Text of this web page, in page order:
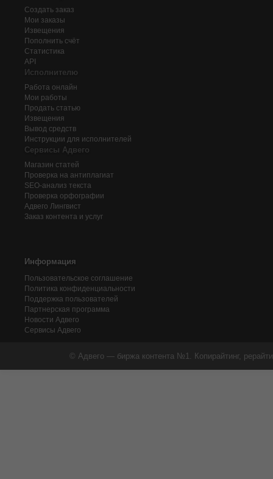
Создать заказ
Мои заказы
Извещения
Пополнить счёт
Статистика
API
Исполнителю
Работа онлайн
Мои работы
Продать статью
Извещения
Вывод средств
Инструкции для исполнителей
Сервисы Адвего
Магазин статей
Проверка на антиплагиат
SEO-анализ текста
Проверка орфографии
Адвего Лингвист
Заказ контента и услуг
Информация
Пользовательское соглашение
Политика конфиденциальности
Поддержка пользователей
Партнерская программа
Новости Адвего
Сервисы Адвего
© Адвего — биржа контента №1. Копирайтинг,